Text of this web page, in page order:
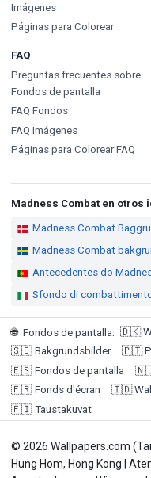
Imágenes
Páginas para Colorear
FAQ
Preguntas frecuentes sobre
Fondos de pantalla
FAQ Fondos
FAQ Imágenes
Páginas para Colorear FAQ
Madness Combat en otros
Madness Combat
Madness Combat
Antecedentes do
Sfondo di
🌐 Fondos de pantalla: 🇩🇰
🇸🇪 Bakgrundsbilder 🇵🇹
🇪🇸 Fondos de pantalla
🇫🇷 Fonds d'écran 🇮🇩
🇫🇮 Taustakuvat
© 2026 Wallpapers.com
Hung Hom, Hong Kong |